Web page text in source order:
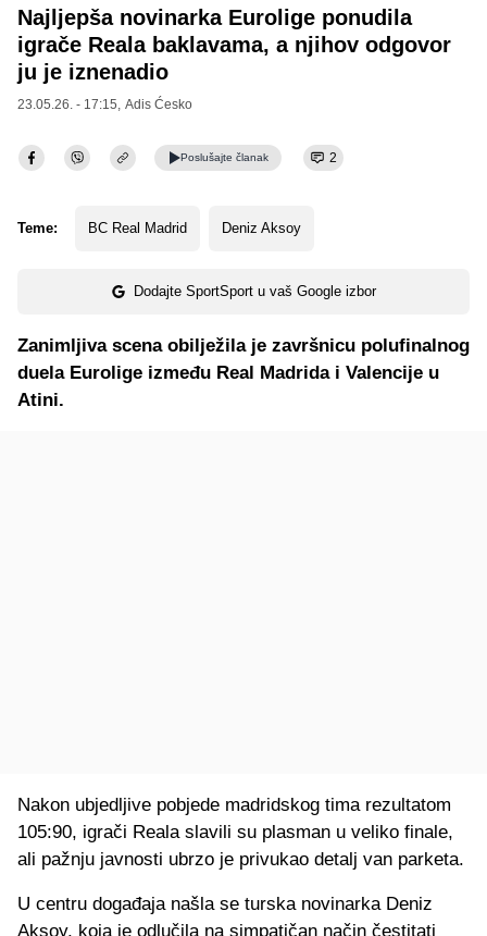
Najljepša novinarka Eurolige ponudila
igrače Reala baklavama, a njihov odgovor
ju je iznenadio
23.05.26. - 17:15, Adis Ćesko
Poslušajte članak 2
Teme: BC Real Madrid Deniz Aksoy
Dodajte SportSport u vaš Google izbor
Zanimljiva scena obilježila je završnicu polufinalnog
duela Eurolige između Real Madrida i Valencije u
Atini.
Nakon ubjedljive pobjede madridskog tima rezultatom
105:90, igrači Reala slavili su plasman u veliko finale,
ali pažnju javnosti ubrzo je privukao detalj van parketa.
U centru događaja našla se turska novinarka Deniz
Aksoy, koja je odlučila na simpatičan način čestitati